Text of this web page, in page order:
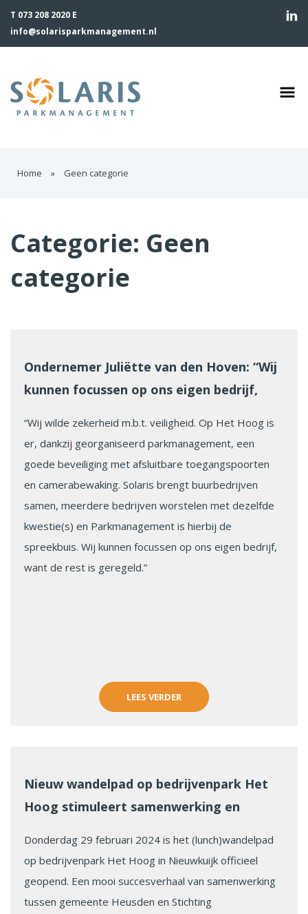
T 073 208 2020 E
info@solarisparkmanagement.nl
Home » Geen categorie
Categorie: Geen
categorie
Ondernemer Juliëtte van den Hoven: “Wij
kunnen focussen op ons eigen bedrijf,
“Wij wilde zekerheid m.b.t. veiligheid. Op Het Hoog is
er, dankzij georganiseerd parkmanagement, een
goede beveiliging met afsluitbare toegangspoorten
en camerabewaking. Solaris brengt buurbedrijven
samen, meerdere bedrijven worstelen met dezelfde
kwestie(s) en Parkmanagement is hierbij de
spreekbuis. Wij kunnen focussen op ons eigen bedrijf,
want de rest is geregeld.”
LEES VERDER
Nieuw wandelpad op bedrijvenpark Het
Hoog stimuleert samenwerking en
Donderdag 29 februari 2024 is het (lunch)wandelpad
op bedrijvenpark Het Hoog in Nieuwkuijk officieel
geopend. Een mooi succesverhaal van samenwerking
tussen gemeente Heusden en Stichting